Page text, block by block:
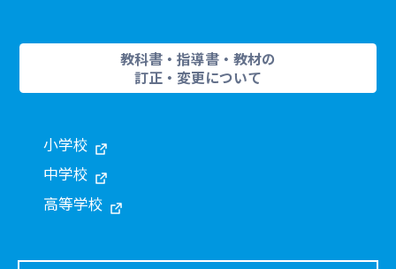
教科書・指導書・教材の
訂正・変更について
小学校
中学校
高等学校